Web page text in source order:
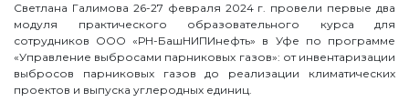
Светлана Галимова 26-27 февраля 2024 г. провели первые два
модуля практического образовательного курса для
сотрудников ООО «РН-БашНИПИнефть» в Уфе по программе
«Управление выбросами парниковых газов»: от инвентаризации
выбросов парниковых газов до реализации климатических
проектов и выпуска углеродных единиц.